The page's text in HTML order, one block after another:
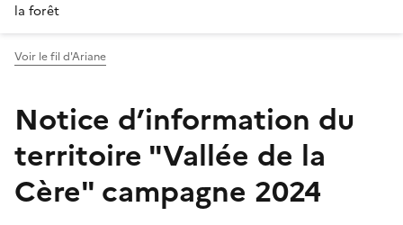
la forêt
Voir le fil d'Ariane
Notice d’information du
territoire "Vallée de la
Cère" campagne 2024